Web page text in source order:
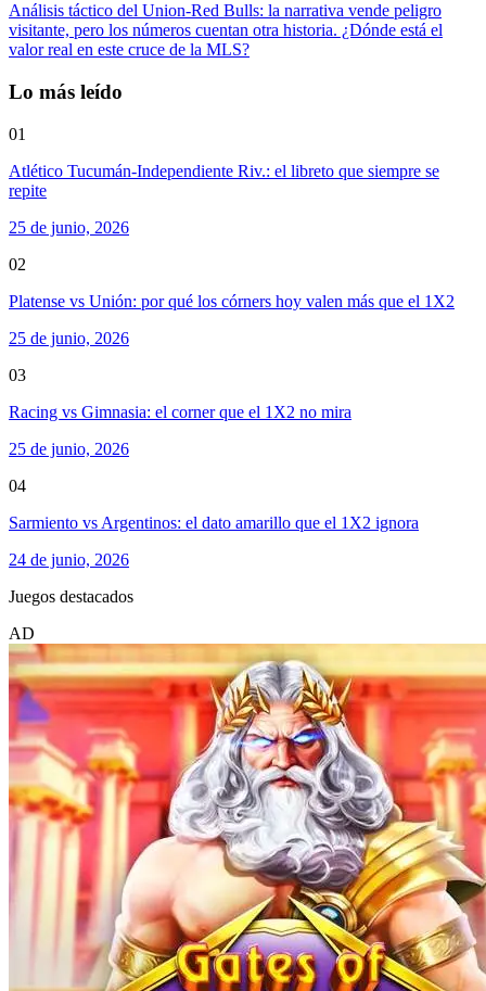
Análisis táctico del Union-Red Bulls: la narrativa vende peligro
visitante, pero los números cuentan otra historia. ¿Dónde está el
valor real en este cruce de la MLS?
Lo más leído
01
Atlético Tucumán-Independiente Riv.: el libreto que siempre se
repite
25 de junio, 2026
02
Platense vs Unión: por qué los córners hoy valen más que el 1X2
25 de junio, 2026
03
Racing vs Gimnasia: el corner que el 1X2 no mira
25 de junio, 2026
04
Sarmiento vs Argentinos: el dato amarillo que el 1X2 ignora
24 de junio, 2026
Juegos destacados
AD